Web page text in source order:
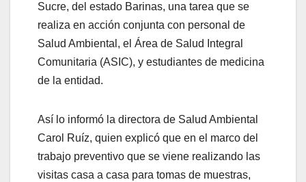
Sucre, del estado Barinas, una tarea que se
realiza en acción conjunta con personal de
Salud Ambiental, el Área de Salud Integral
Comunitaria (ASIC), y estudiantes de medicina
de la entidad.
Así lo informó la directora de Salud Ambiental
Carol Ruíz, quien explicó que en el marco del
trabajo preventivo que se viene realizando las
visitas casa a casa para tomas de muestras,